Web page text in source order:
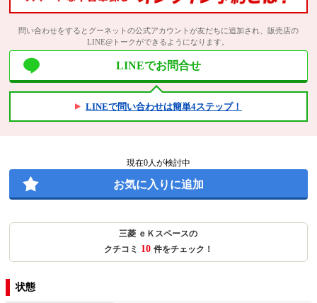
問い合わせをするとグーネットの公式アカウントが友だちに追加され、販売店の
LINE@トークができるようになります。
LINEでお問合せ
LINEで問い合わせは簡単4ステップ！
現在0人が検討中
お気に入りに追加
三菱 ｅＫスペースの
クチコミ 10 件をチェック！
状態